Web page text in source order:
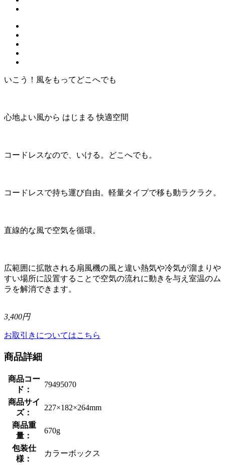
いこう！風をもってどこへでも
心地よい風から はじまる 快適空間
コードレスなので、いける。どこへでも。
コードレスで持ち運び自由。軽量タイプで移も動ラクラク。
直線的な風で空気を循環。
広範囲に拡散される扇風機の風と違い熱気や冷気が溜まりや
すい場所に設置することで空気の流れに動きを与え室温のム
ラを解消できます。
3,400円
お取引きについてはこちら
商品詳細
商品コー
ド：
79495070
商品サイ
ズ：
227×182×264mm
商品重
量：
670g
包装仕
様：
カラーボックス